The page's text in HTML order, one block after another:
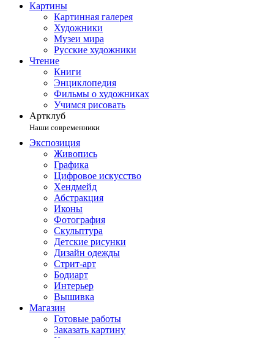
Картины
Картинная галерея
Художники
Музеи мира
Русские художники
Чтение
Книги
Энциклопедия
Фильмы о художниках
Учимся рисовать
Артклуб
Наши современники
Экспозиция
Живопись
Графика
Цифровое искусство
Хендмейд
Абстракция
Иконы
Фотография
Скульптура
Детские рисунки
Дизайн одежды
Стрит-арт
Бодиарт
Интерьер
Вышивка
Магазин
Готовые работы
Заказать картину